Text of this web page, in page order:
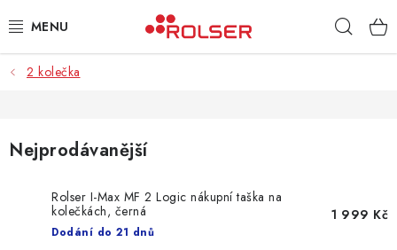
na
TAŠKY NA KOLEČKÁCH
KLASICKÉ TAŠKY
2 kolečka
Nejprodávanější
Rolser I-Max MF 2 Logic nákupní taška na
kolečkách, černá
Dodání do 21 dnů
1 999 Kč